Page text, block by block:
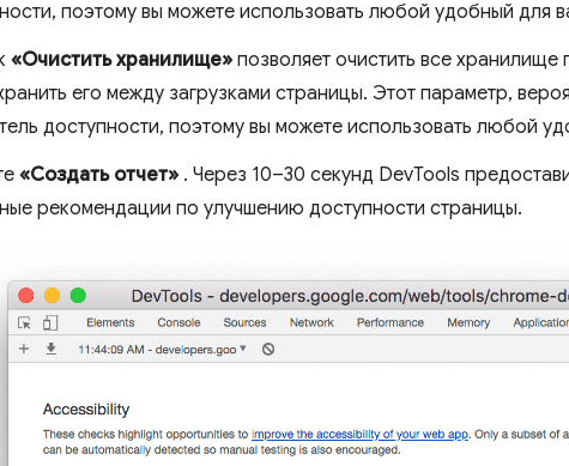
поэтому вы можете использовать любой удобный для
«Очистить хранилище» позволяет очистить все хранилище
его между загрузками страницы. Этот параметр,
доступности, поэтому вы можете использовать любой
«Создать отчет» . Через 10–30 секунд DevTools
рекомендации по улучшению доступности страницы.